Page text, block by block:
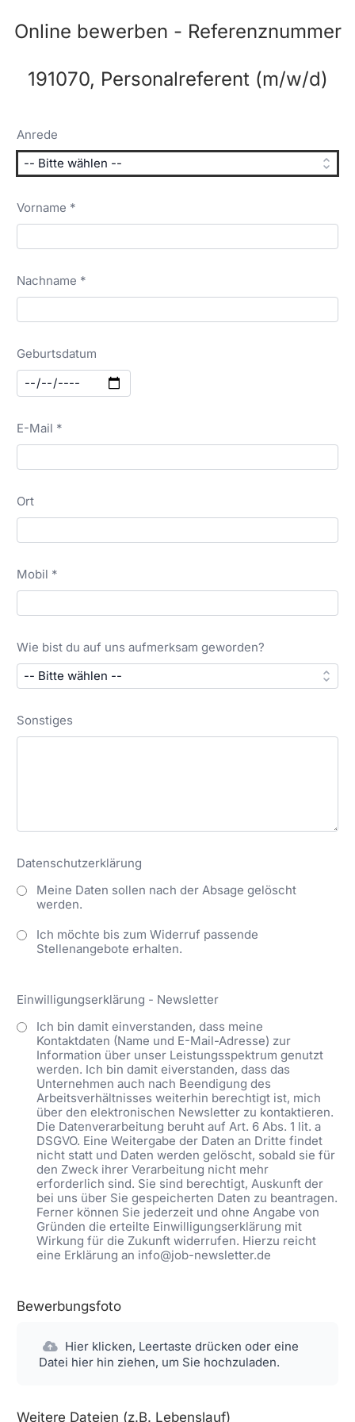
Online bewerben - Referenznummer
191070, Personalreferent (m/w/d)
Anrede
Vorname *
Nachname *
Geburtsdatum
E-Mail *
Ort
Mobil *
Wie bist du auf uns aufmerksam geworden?
Sonstiges
Datenschutzerklärung
Meine Daten sollen nach der Absage gelöscht
werden.
Ich möchte bis zum Widerruf passende
Stellenangebote erhalten.
Einwilligungserklärung - Newsletter
Ich bin damit einverstanden, dass meine
Kontaktdaten (Name und E-Mail-Adresse) zur
Information über unser Leistungsspektrum genutzt
werden. Ich bin damit eiverstanden, dass das
Unternehmen auch nach Beendigung des
Arbeitsverhältnisses weiterhin berechtigt ist, mich
über den elektronischen Newsletter zu kontaktieren.
Die Datenverarbeitung beruht auf Art. 6 Abs. 1 lit. a
DSGVO. Eine Weitergabe der Daten an Dritte findet
nicht statt und Daten werden gelöscht, sobald sie für
den Zweck ihrer Verarbeitung nicht mehr
erforderlich sind. Sie sind berechtigt, Auskunft der
bei uns über Sie gespeicherten Daten zu beantragen.
Ferner können Sie jederzeit und ohne Angabe von
Gründen die erteilte Einwilligungserklärung mit
Wirkung für die Zukunft widerrufen. Hierzu reicht
eine Erklärung an info@job-newsletter.de
Bewerbungsfoto
Hier klicken, Leertaste drücken oder eine
Datei hier hin ziehen, um Sie hochzuladen.
Weitere Dateien (z.B. Lebenslauf)